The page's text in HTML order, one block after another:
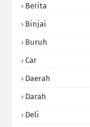
Berita
Binjai
Buruh
Car
Daerah
Darah
Deli